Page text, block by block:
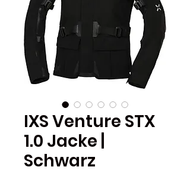
IXS Venture STX
1.0 Jacke |
Schwarz